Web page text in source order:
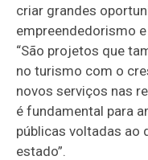
criar grandes
empreendedorismo
“São projetos que
no turismo com o
novos serviços nas
é fundamental para
públicas voltadas ao
estado”.